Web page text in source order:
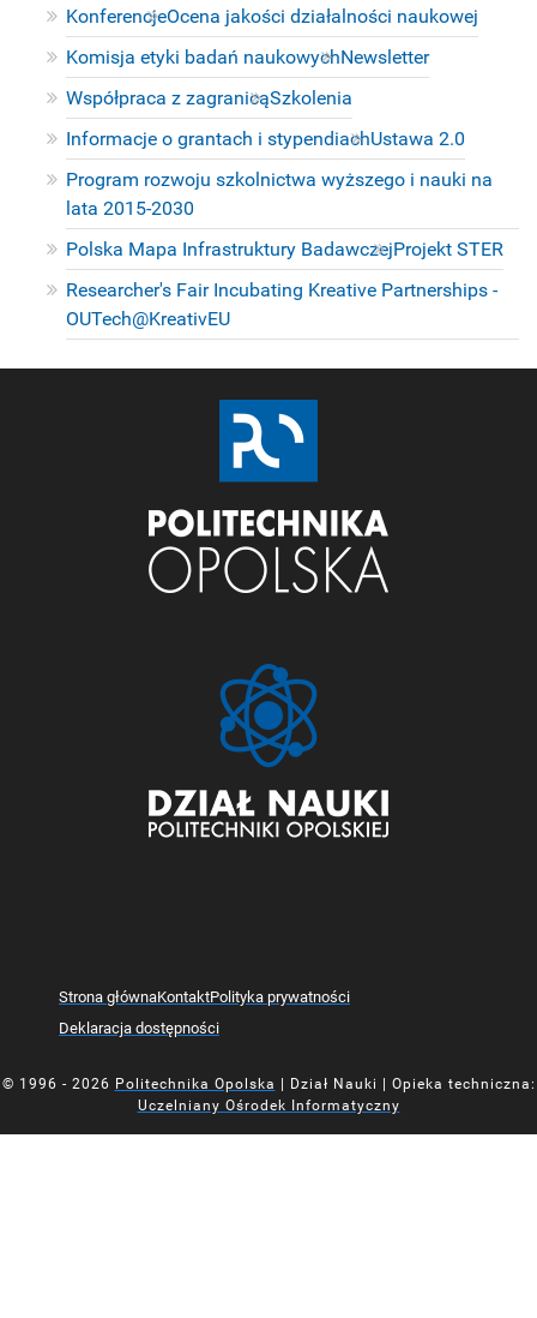
KonferencjeOcena jakości działalności naukowej
Komisja etyki badań naukowychNewsletter
Współpraca z zagranicąSzkolenia
Informacje o grantach i stypendiachUstawa 2.0
Program rozwoju szkolnictwa wyższego i nauki na
lata 2015-2030
Polska Mapa Infrastruktury BadawczejProjekt STER
Researcher's Fair Incubating Kreative Partnerships -
OUTech@KreativEU
Strona głównaKontaktPolityka prywatności
Deklaracja dostępności
© 1996 - 2026 Politechnika Opolska
| Dział Nauki | Opieka techniczna:
Uczelniany Ośrodek Informatyczny